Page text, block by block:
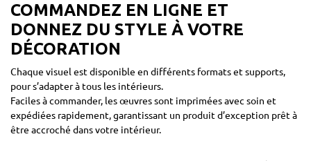
COMMANDEZ EN LIGNE ET
DONNEZ DU STYLE À VOTRE
DÉCORATION
Chaque visuel est disponible en différents formats et supports,
pour s’adapter à tous les intérieurs.
Faciles à commander, les œuvres sont imprimées avec soin et
expédiées rapidement, garantissant un produit d’exception prêt à
être accroché dans votre intérieur.